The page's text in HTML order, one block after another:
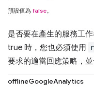
預設值為 false。
是否要在產生的服務工
true 時，您也必須使用
要求的適當回應策略，並
offlineGoogleAnalytics